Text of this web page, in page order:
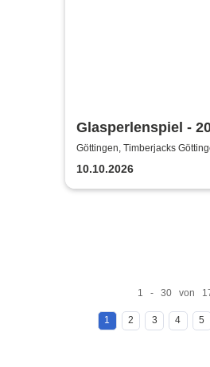
Glasperlenspiel -
Göttingen, Timberjacks
10.10.2026
1 - 30 von
1 2 3 4 5